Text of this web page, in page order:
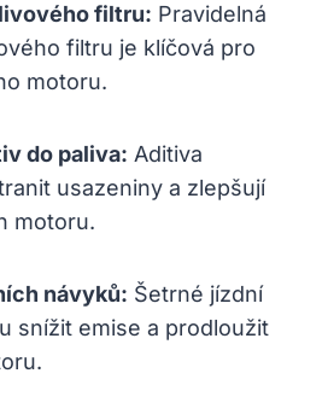
filtru: Pravidelná
filtru je klíčová pro
motoru.
do paliva: Aditiva
usazeniny a zlepšují
motoru.
návyků: Šetrné jízdní
snížit emise a prodloužit